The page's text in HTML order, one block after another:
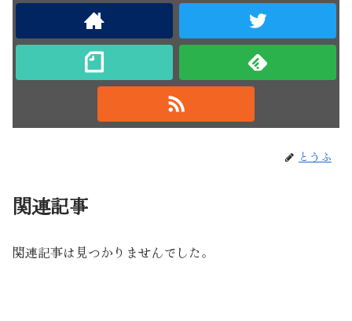
とうふ
関連記事
関連記事は見つかりませんでした。